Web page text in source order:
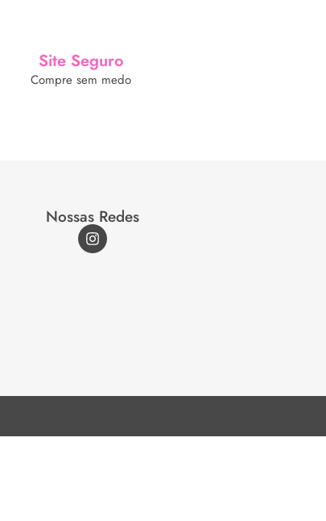
Compre sem medo